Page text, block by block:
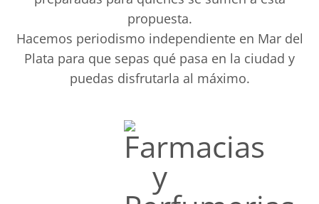
propuesta.
Hacemos periodismo independiente en Mar del
Plata para que sepas qué pasa en la ciudad y
puedas disfrutarla al máximo.